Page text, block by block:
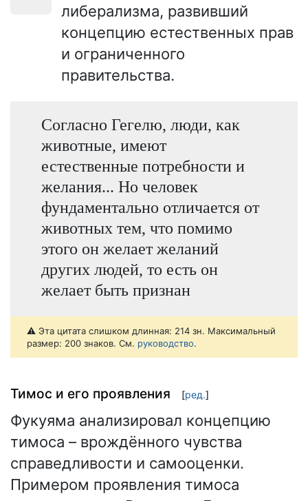
либерализма, развивший
концепцию естественных прав
и ограниченного
правительства.
Согласно Гегелю, люди, как
животные, имеют
естественные потребности и
желания... Но человек
фундаментально отличается от
животных тем, что помимо
этого он желает желаний
других людей, то есть он
желает быть признан
⚠️ Эта цитата слишком длинная: 214 зн. Максимальный
размер: 200 знаков. См. руководство.
Тимос и его проявления [ред.]
Фукуяма анализировал концепцию
тимоса – врождённого чувства
справедливости и самооценки.
Примером проявления тимоса